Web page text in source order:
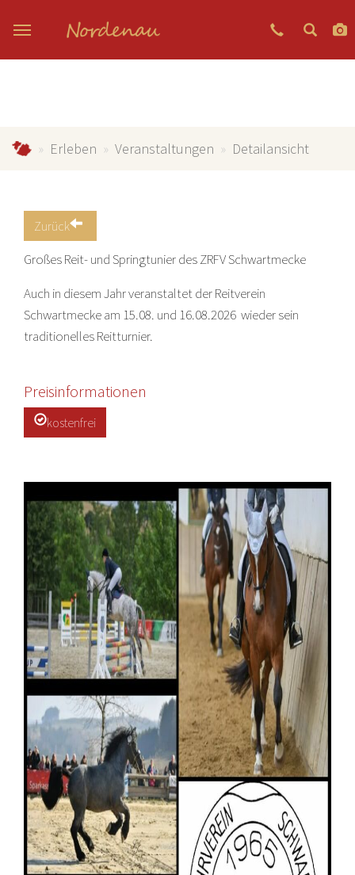
Nordenau.de
Erleben Veranstaltungen Detailansicht
Zurück
Großes Reit- und Springtunier des ZRFV Schwartmecke
Auch in diesem Jahr veranstaltet der Reitverein
Schwartmecke am 15.08. und 16.08.2026 wieder sein
traditionelles Reitturnier.
Preisinformationen
kostenfrei